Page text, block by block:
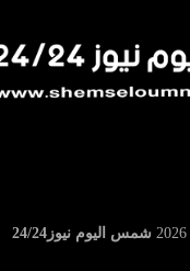
2026 شمس اليوم نيوز24/24